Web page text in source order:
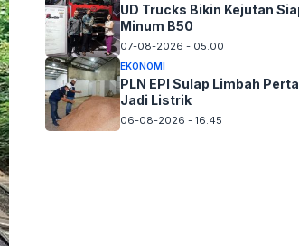
UD Trucks Bikin Kejutan
Minum B50
07-08-2026 - 05.00
EKONOMI
PLN EPI Sulap Limbah
Jadi Listrik
06-08-2026 - 16.45